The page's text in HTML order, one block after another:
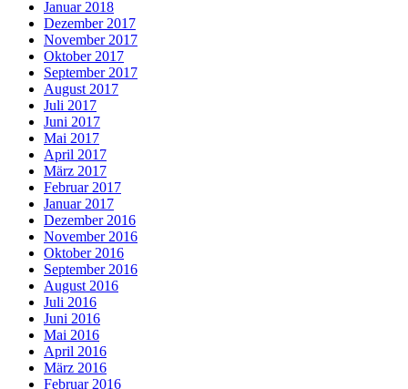
Januar 2018
Dezember 2017
November 2017
Oktober 2017
September 2017
August 2017
Juli 2017
Juni 2017
Mai 2017
April 2017
März 2017
Februar 2017
Januar 2017
Dezember 2016
November 2016
Oktober 2016
September 2016
August 2016
Juli 2016
Juni 2016
Mai 2016
April 2016
März 2016
Februar 2016